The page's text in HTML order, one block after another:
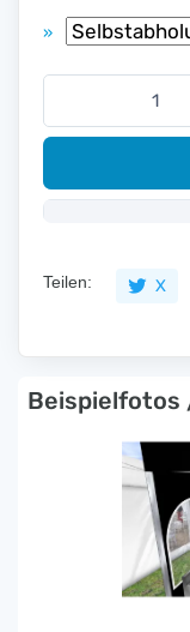
»
Teilen: X
Beispielfotos